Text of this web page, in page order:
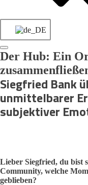
Der Hub: Ein
Siegfried Bank
unmittelbarer
subjektiver
Lieber Siegfried, du bist
Community, welche
geblieben?